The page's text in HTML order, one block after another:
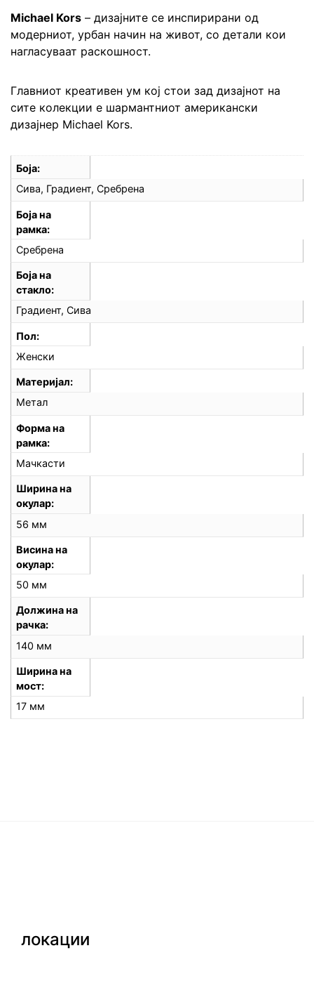
Michael Kors – дизајните се инспирирани од
модерниот, урбан начин на живот, со детали кои
нагласуваат раскошност.
Главниот креативен ум кој стои зад дизајнот на
сите колекции е шармантниот американски
дизајнер Michael Kors.
Боја
Сива, Градиент, Сребрена
Боја на
рамка
Сребрена
Боја на
стакло
Градиент, Сива
Пол
Женски
Материјал
Метал
Форма на
рамка
Мачкасти
Ширина на
окулар
56 мм
Висина на
окулар
50 мм
Должина на
рачка
140 мм
Ширина на
мост
17 мм
локации